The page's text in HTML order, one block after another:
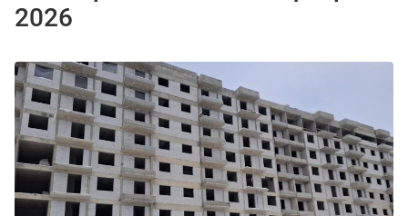
2026